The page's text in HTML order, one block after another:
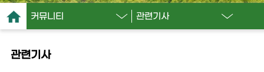
커뮤니티 관련기사
관련기사